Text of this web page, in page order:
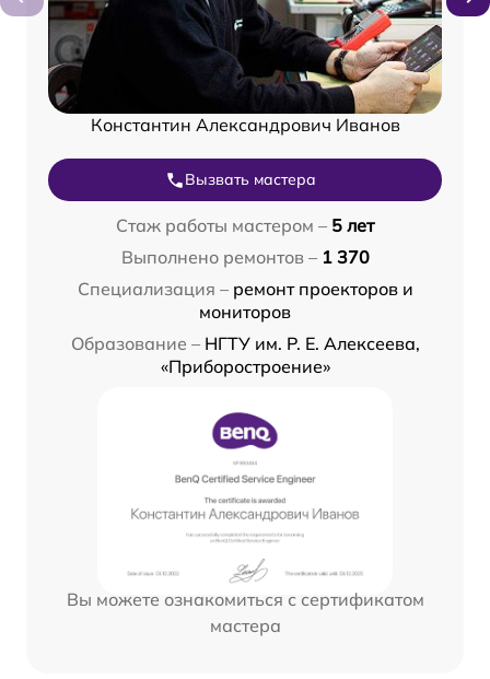
Константин Александрович Иванов
Вызвать мастера
Стаж работы мастером – 5 лет
Выполнено ремонтов – 1 370
Специализация – ремонт проекторов и
мониторов
Образование – НГТУ им. Р. Е. Алексеева,
«Приборостроение»
Вы можете ознакомиться с сертификатом
мастера